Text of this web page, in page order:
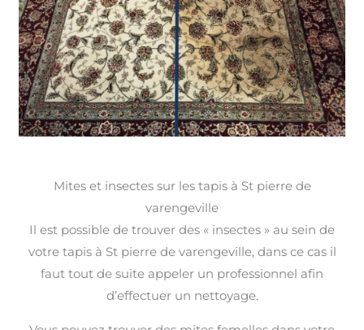
Mites et insectes sur les tapis à St pierre de
varengeville
Il est possible de trouver des « insectes » au sein de
votre tapis à St pierre de varengeville, dans ce cas il
faut tout de suite appeler un professionnel afin
d’effectuer un nettoyage.